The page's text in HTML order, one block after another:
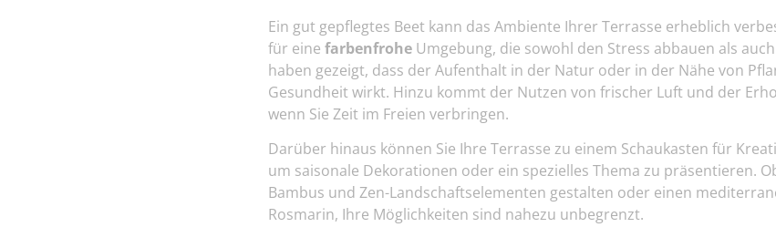
Ein gut gepflegtes Beet kann das Ambiente Ihrer Terrasse erheblich
für einefarbenfrohe Umgebung, die sowohl den Stress abbauen als
haben gezeigt, dass der Aufenthalt in der Natur oder in der Nähe von
Gesundheit wirkt. Hinzu kommt der Nutzen von frischer Luft und der
wenn Sie Zeit im Freien verbringen.
Darüber hinaus können Sie Ihre Terrasse zu einem Schaukasten für
um saisonale Dekorationen oder ein spezielles Thema zu präsentieren.
Bambus und Zen-Landschaftselementen gestalten oder einen
Rosmarin, Ihre Möglichkeiten sind nahezu unbegrenzt.